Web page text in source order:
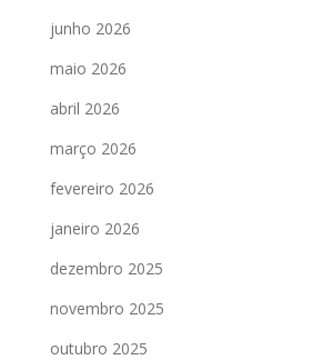
junho 2026
maio 2026
abril 2026
março 2026
fevereiro 2026
janeiro 2026
dezembro 2025
novembro 2025
outubro 2025